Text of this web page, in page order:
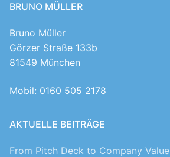
BRUNO MÜLLER
Bruno Müller
Görzer Straße 133b
81549 München
Mobil: 0160 505 2178
AKTUELLE BEITRÄGE
From Pitch Deck to Company Value